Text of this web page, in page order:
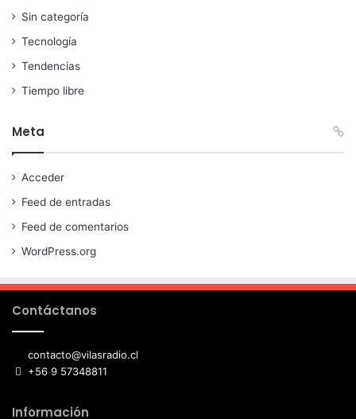
Sin categoría
Tecnología
Tendencias
Tiempo libre
Meta
Acceder
Feed de entradas
Feed de comentarios
WordPress.org
Contáctanos
contacto@vilasradio.cl
+56 9 57348811
Información